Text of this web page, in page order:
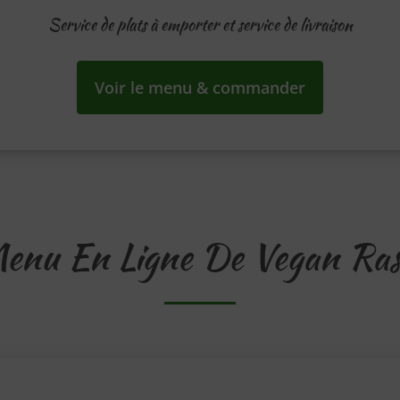
Service de plats à emporter et service de livraison
Voir le menu & commander
En Ligne De Vegan